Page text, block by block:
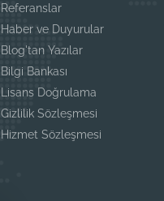
Referanslar
Haber ve Duyurular
Blog'tan Yazılar
Bilgi Bankası
Lisans Doğrulama
Gizlilik Sözleşmesi
Hizmet Sözleşmesi